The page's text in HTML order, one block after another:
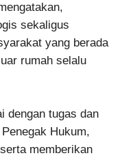
sekaligus
yang berada
rumah selalu
dengan tugas dan
Hukum,
memberikan